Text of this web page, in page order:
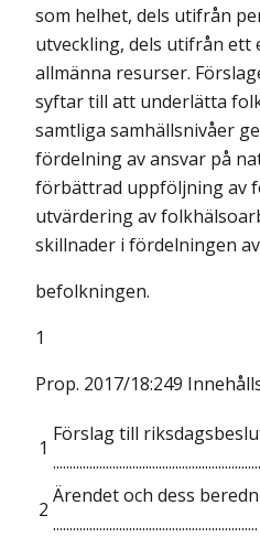
som helhet, dels utifrån
utveckling, dels utifrån
allmänna resurser.
syftar till att underlätta
samtliga samhällsnivåer
fördelning av ansvar på
förbättrad uppföljning av
utvärdering av
skillnader i fördelningen
befolkningen.
1
Prop. 2017/18:249
1
Förslag till
2
Ärendet och dess
..............................................................